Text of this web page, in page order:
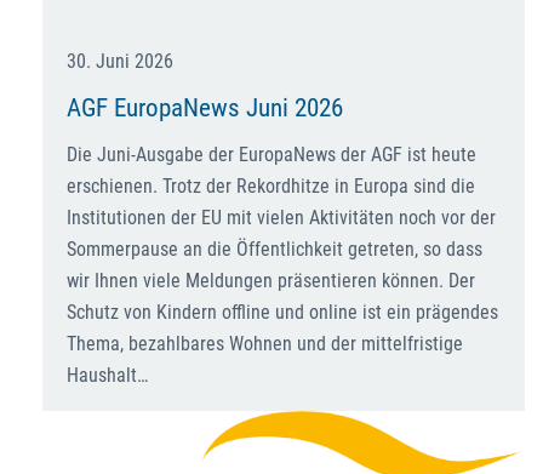
30. Juni 2026
AGF EuropaNews Juni 2026
Die Juni-Ausgabe der EuropaNews der AGF ist heute
erschienen. Trotz der Rekordhitze in Europa sind die
Institutionen der EU mit vielen Aktivitäten noch vor der
Sommerpause an die Öffentlichkeit getreten, so dass
wir Ihnen viele Meldungen präsentieren können. Der
Schutz von Kindern offline und online ist ein prägendes
Thema, bezahlbares Wohnen und der mittelfristige
Haushalt…